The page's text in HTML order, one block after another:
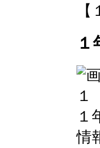
１
情